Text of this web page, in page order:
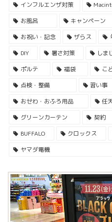
インフルエンザ対策
お風呂
キャンペーン
お祝い・記念
ザらス
DIY
暑さ対策 しま
ポルテ
福袋 こ
点検・整備
習い事
おせわ・おふろ用品
任
グリーンカーテン
契約
BUFFALO
クロックス
ヤマダ電機